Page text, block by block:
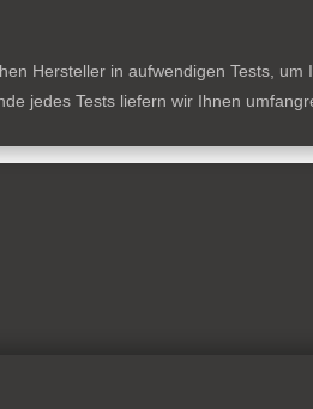
Hersteller in aufwendigen Tests, um
jedes Tests liefern wir Ihnen